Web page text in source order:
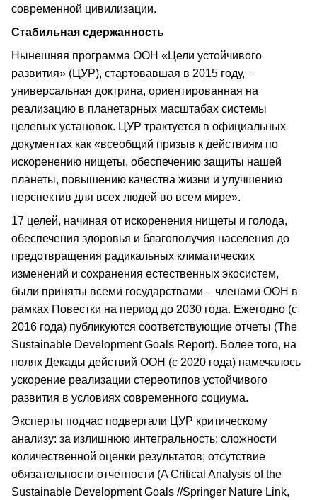
современной цивилизации.
Стабильная сдержанность
Нынешняя программа ООН «Цели устойчивого
развития» (ЦУР), стартовавшая в 2015 году, –
универсальная доктрина, ориентированная на
реализацию в планетарных масштабах системы
целевых установок. ЦУР трактуется в официальных
документах как «всеобщий призыв к действиям по
искоренению нищеты, обеспечению защиты нашей
планеты, повышению качества жизни и улучшению
перспектив для всех людей во всем мире».
17 целей, начиная от искоренения нищеты и голода,
обеспечения здоровья и благополучия населения до
предотвращения радикальных климатических
изменений и сохранения естественных экосистем,
были приняты всеми государствами – членами ООН в
рамках Повестки на период до 2030 года. Ежегодно (с
2016 года) публикуются соответствующие отчеты (The
Sustainable Development Goals Report). Более того, на
полях Декады действий ООН (с 2020 года) намечалось
ускорение реализации стереотипов устойчивого
развития в условиях современного социума.
Эксперты подчас подвергали ЦУР критическому
анализу: за излишнюю интегральность; сложности
количественной оценки результатов; отсутствие
обязательности отчетности (A Critical Analysis of the
Sustainable Development Goals //Springer Nature Link,